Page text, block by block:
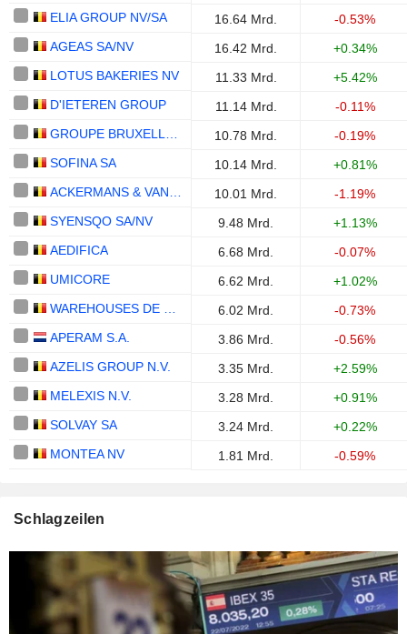
ELIA GROUP NV/SA
16.64 Mrd.
-0.53%
AGEAS SA/NV
16.42 Mrd.
+0.34%
LOTUS BAKERIES NV
11.33 Mrd.
+5.42%
D'IETEREN GROUP
11.14 Mrd.
-0.11%
10.78 Mrd.
-0.19%
SOFINA SA
10.14 Mrd.
+0.81%
10.01 Mrd.
-1.19%
SYENSQO SA/NV
9.48 Mrd.
+1.13%
AEDIFICA
6.68 Mrd.
-0.07%
UMICORE
6.62 Mrd.
+1.02%
6.02 Mrd.
-0.73%
APERAM S.A.
3.86 Mrd.
-0.56%
AZELIS GROUP N.V.
3.35 Mrd.
+2.59%
MELEXIS N.V.
3.28 Mrd.
+0.91%
SOLVAY SA
3.24 Mrd.
+0.22%
MONTEA NV
1.81 Mrd. -0.59%
Schlagzeilen